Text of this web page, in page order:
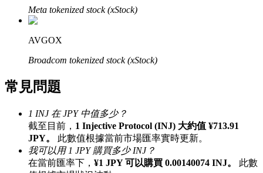
Bitrue渠道合伙人
最高達65%佣金！
Meta tokenized stock (xStock)
AVGOX
Broadcom tokenized stock (xStock)
常見問題
1 INJ 在 JPY 中值多少？
截至目前， 1 Injective Protocol (INJ) 大約值 ¥713.91
JPY。
此數值根據當前市場匯率實時更新。
我可以用 1 JPY 購買多少 INJ？
在當前匯率下， ¥1 JPY 可以購買 0.00140074 INJ。
此數